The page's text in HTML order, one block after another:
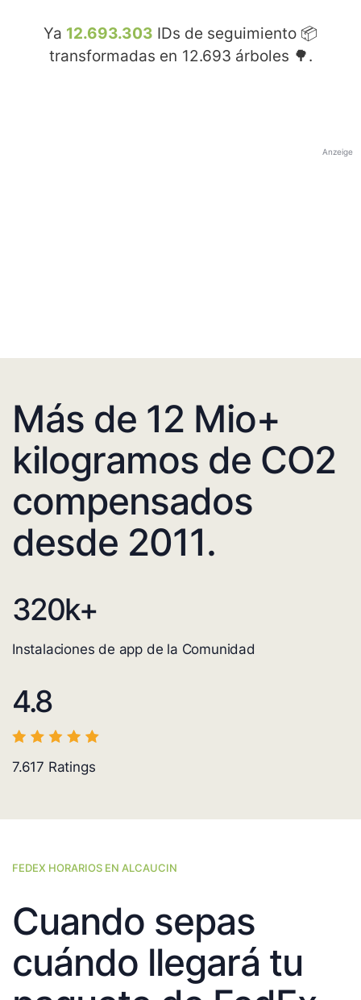
Ya 12.693.303 IDs de seguimiento 📦
transformadas en 12.693 árboles 🌳.
Anzeige
Más de 12 Mio+
kilogramos de CO2
compensados
desde 2011.
320k+
Instalaciones de app de la Comunidad
4.8
7.617 Ratings
FEDEX HORARIOS EN ALCAUCIN
Cuando sepas
cuándo llegará tu